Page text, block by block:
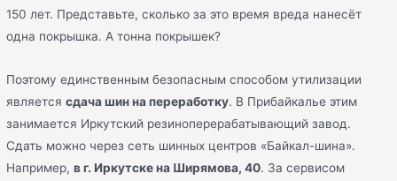
150 лет. Представьте, сколько за это время вреда нанесёт
одна покрышка. А тонна покрышек?
Поэтому единственным безопасным способом утилизации
являетсясдача шин на переработку. В Прибайкалье этим
занимается Иркутский резиноперерабатывающий завод.
Сдать можно через сеть шинных центров «Байкал-шина».
Например,в г. Иркутске на Ширямова, 40. За сервисом